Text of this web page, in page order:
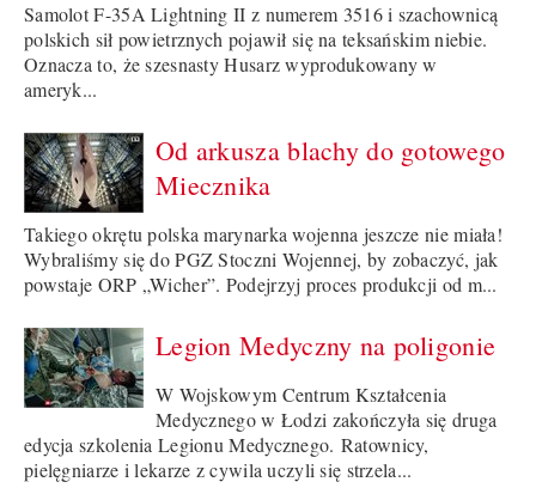
Samolot F-35A Lightning II z numerem 3516 i szachownicą
polskich sił powietrznych pojawił się na teksańskim niebie.
Oznacza to, że szesnasty Husarz wyprodukowany w
ameryk...
Od arkusza blachy do gotowego
Miecznika
Takiego okrętu polska marynarka wojenna jeszcze nie miała!
Wybraliśmy się do PGZ Stoczni Wojennej, by zobaczyć, jak
powstaje ORP „Wicher”. Podejrzyj proces produkcji od m...
Legion Medyczny na poligonie
W Wojskowym Centrum Kształcenia
Medycznego w Łodzi zakończyła się druga
edycja szkolenia Legionu Medycznego. Ratownicy,
pielęgniarze i lekarze z cywila uczyli się strzela...